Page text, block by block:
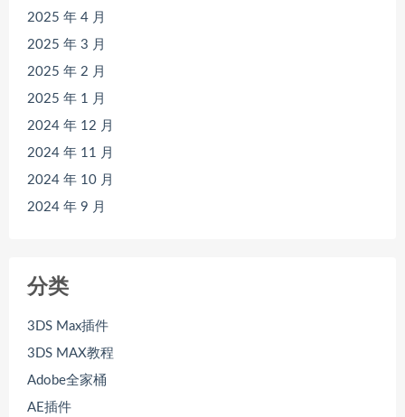
2025 年 4 月
2025 年 3 月
2025 年 2 月
2025 年 1 月
2024 年 12 月
2024 年 11 月
2024 年 10 月
2024 年 9 月
分类
3DS Max插件
3DS MAX教程
Adobe全家桶
AE插件